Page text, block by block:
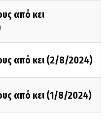
από κει
από κει (2/8/2024)
από κει (1/8/2024)